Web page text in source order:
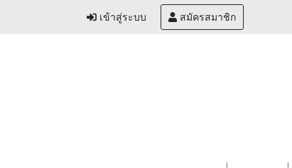
เข้าสู่ระบบ สมัครสมาชิก